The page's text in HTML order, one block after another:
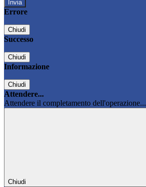
Errore
Chiudi
Successo
Chiudi
Informazione
Chiudi
Attendere...
Attendere il completamento dell'operazione...
Chiudi